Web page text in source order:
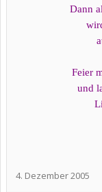
Dann
Feier
und
4. Dezember 2005